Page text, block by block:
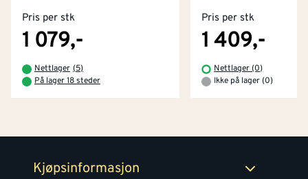
Pris per stk
1 079,-
Nettlager (5)
På lager 18 steder
Pris per stk
1 409,-
Nettlager (0)
Ikke på lager (0)
Kjøpsinformasjon
Kjøpsbetingelser
Retur- og angrerettsskjema
Tjenester
Montér Klubb
Byggevarehus og åpningstider
Prismatch